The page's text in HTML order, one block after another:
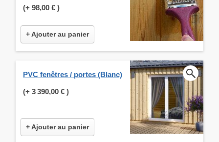
(+ 98,00 € )
+ Ajouter au panier
PVC fenêtres / portes (Blanc)
(+ 3 390,00 € )
+ Ajouter au panier